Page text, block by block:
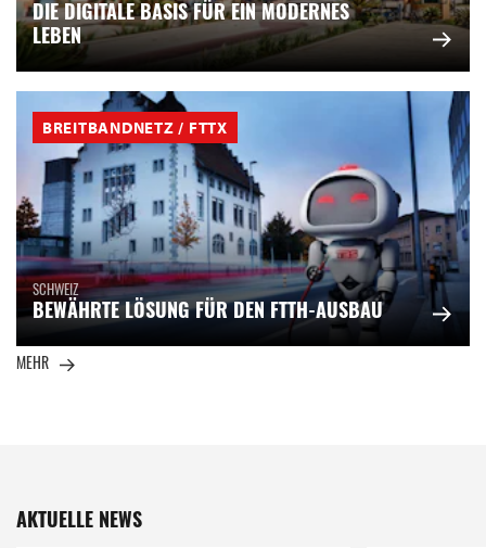
DIE DIGITALE BASIS FÜR EIN MODERNES
LEBEN
BREITBANDNETZ / FTTX
SCHWEIZ
BEWÄHRTE LÖSUNG FÜR DEN FTTH-AUSBAU
MEHR
AKTUELLE NEWS